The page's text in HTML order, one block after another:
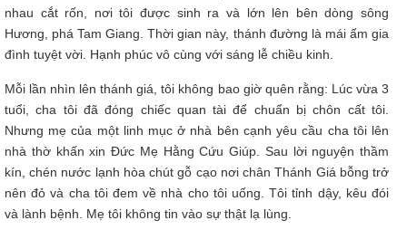
nhau cắt rốn, nơi tôi được sinh ra và lớn lên bên dòng sông
Hương, phá Tam Giang. Thời gian này, thánh đường là mái ấm gia
đình tuyệt vời. Hạnh phúc vô cùng với sáng lễ chiều kinh.
Mỗi lần nhìn lên thánh giá, tôi không bao giờ quên rằng: Lúc vừa 3
tuổi, cha tôi đã đóng chiếc quan tài để chuẩn bị chôn cất tôi.
Nhưng mẹ của một linh mục ở nhà bên cạnh yêu cầu cha tôi lên
nhà thờ khấn xin Đức Mẹ Hằng Cứu Giúp. Sau lời nguyện thầm
kín, chén nước lạnh hòa chút gỗ cạo nơi chân Thánh Giá bỗng trở
nên đỏ và cha tôi đem về nhà cho tôi uống. Tôi tỉnh dậy, kêu đói
và lành bệnh. Mẹ tôi không tin vào sự thật lạ lùng.